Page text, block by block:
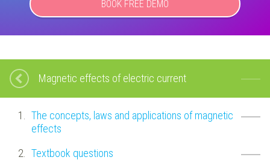
BOOK FREE DEMO
Magnetic effects of electric current
The concepts, laws and applications of magnetic
effects
Textbook questions